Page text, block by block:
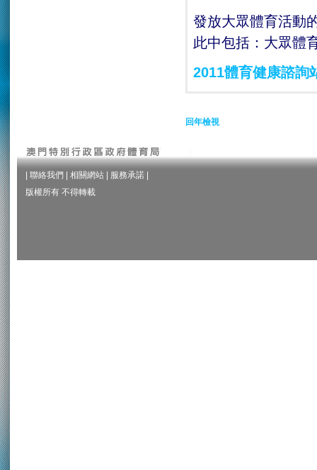
發放大眾體育活動
此中包括：大眾體
2011體育健康諮詢
回年檢視
聯絡我們 相關網站 服務承諾
版權所有 不得轉載